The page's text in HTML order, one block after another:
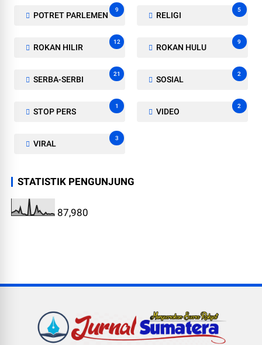
POTRET PARLEMEN
9
RELIGI
5
ROKAN HILIR
12
ROKAN HULU
9
SERBA-SERBI
21
SOSIAL
2
STOP PERS
1
VIDEO
2
VIRAL
3
STATISTIK PENGUNJUNG
87,980